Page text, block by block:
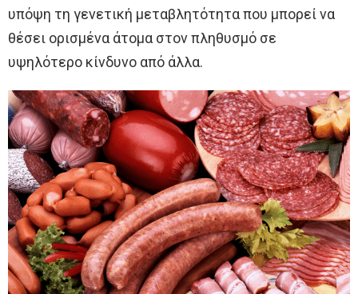
υπόψη τη γενετική μεταβλητότητα που μπορεί να
θέσει ορισμένα άτομα στον πληθυσμό σε
υψηλότερο κίνδυνο από άλλα.